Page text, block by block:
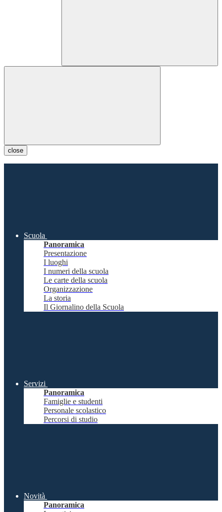
close
Scuola
Panoramica
Presentazione
I luoghi
I numeri della scuola
Le carte della scuola
Organizzazione
La storia
Il Giornalino della Scuola
Servizi
Panoramica
Famiglie e studenti
Personale scolastico
Percorsi di studio
Novità
Panoramica